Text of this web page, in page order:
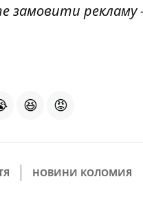
замовити
😆 😡
НОВИНИ КОЛОМИЯ